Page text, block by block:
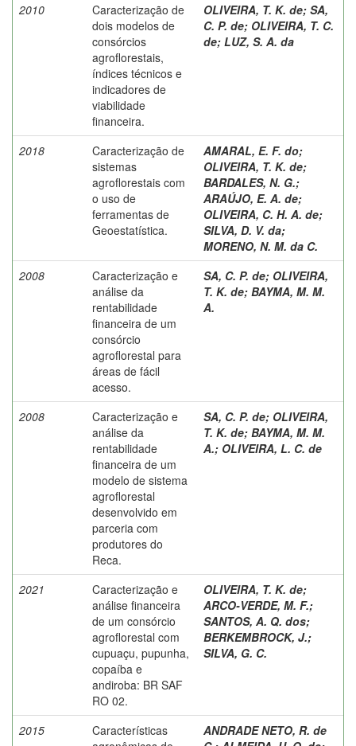
2010
Caracterização de
dois modelos de
consórcios
agroflorestais,
índices técnicos e
indicadores de
viabilidade
financeira.
OLIVEIRA, T. K. de; SA,
C. P. de; OLIVEIRA, T. C.
de; LUZ, S. A. da
2018
Caracterização de
sistemas
agroflorestais com
o uso de
ferramentas de
Geoestatística.
AMARAL, E. F. do;
OLIVEIRA, T. K. de;
BARDALES, N. G.;
ARAÚJO, E. A. de;
OLIVEIRA, C. H. A. de;
SILVA, D. V. da;
MORENO, N. M. da C.
2008
Caracterização e
análise da
rentabilidade
financeira de um
consórcio
agroflorestal para
áreas de fácil
acesso.
SA, C. P. de; OLIVEIRA,
T. K. de; BAYMA, M. M.
A.
2008
Caracterização e
análise da
rentabilidade
financeira de um
modelo de sistema
agroflorestal
desenvolvido em
parceria com
produtores do
Reca.
SA, C. P. de; OLIVEIRA,
T. K. de; BAYMA, M. M.
A.; OLIVEIRA, L. C. de
2021
Caracterização e
análise financeira
de um consórcio
agroflorestal com
cupuaçu, pupunha,
copaíba e
andiroba: BR SAF
RO 02.
OLIVEIRA, T. K. de;
ARCO-VERDE, M. F.;
SANTOS, A. Q. dos;
BERKEMBROCK, J.;
SILVA, G. C.
2015
Características
ANDRADE NETO, R. de